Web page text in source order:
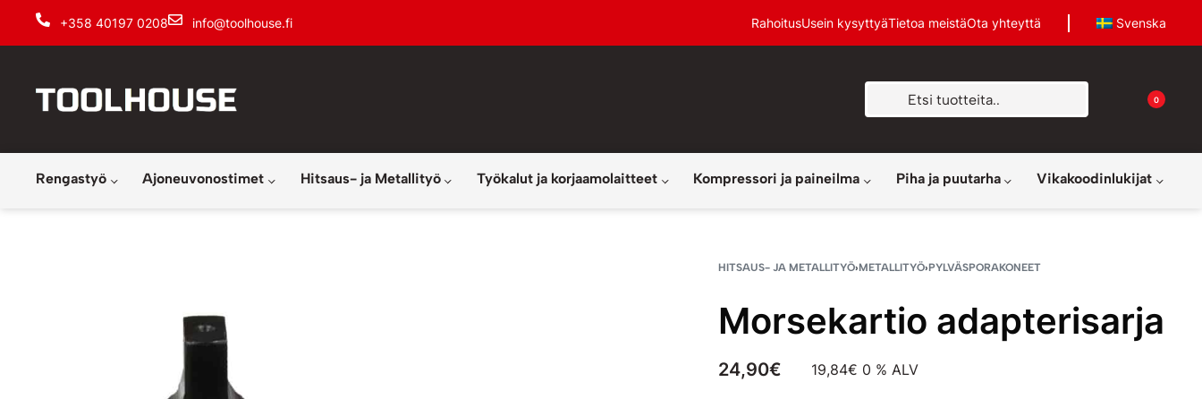
+358 40197 0208 info@toolhouse.fi RahoitusUsein kysyttyäTietoa meistäOta yhteyttä Svenska
0
Rengastyö Ajoneuvonostimet Hitsaus- ja Metallityö Työkalut ja korjaamolaitteet Kompressori ja paineilma Piha ja puutarha Vikakoodinlukijat
HITSAUS- JA METALLITYÖ›METALLITYÖ›PYLVÄSPORAKONEET
Morsekartio adapterisarja
24,90€ 19,84€ 0 % ALV